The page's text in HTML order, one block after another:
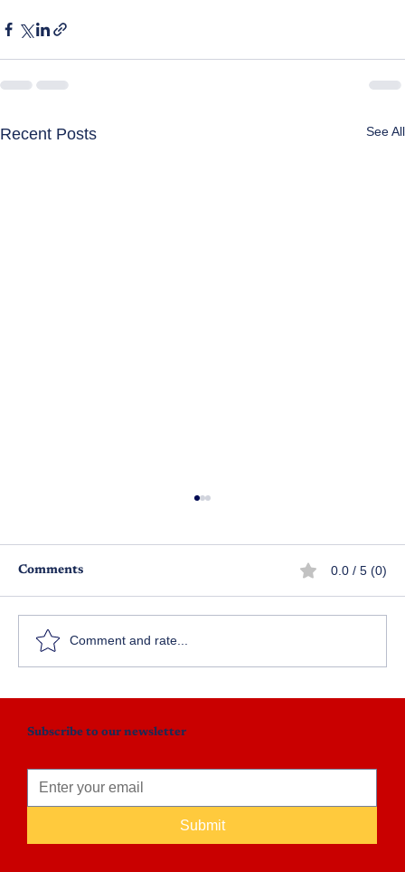
Recent Posts See All
కరికాల చోళుడు - పార్ట్ 97
Comments 0.0 / 5 (0)
Comment and rate...
Subscribe to our newsletter
Submit